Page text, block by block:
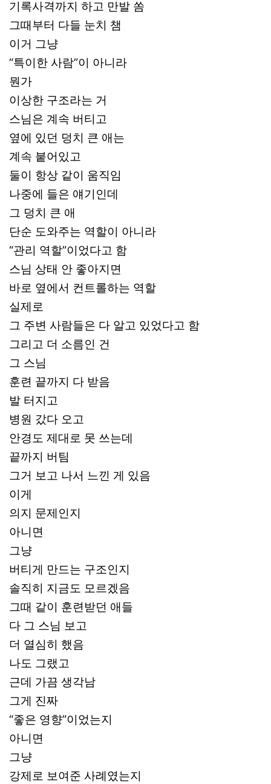
기록사격까지 하고 만발 쏨
그때부터 다들 눈치 챔
이거 그냥
“특이한 사람”이 아니라
뭔가
이상한 구조라는 거
스님은 계속 버티고
옆에 있던 덩치 큰 애는
계속 붙어있고
둘이 항상 같이 움직임
나중에 들은 얘기인데
그 덩치 큰 애
단순 도와주는 역할이 아니라
“관리 역할”이었다고 함
스님 상태 안 좋아지면
바로 옆에서 컨트롤하는 역할
실제로
그 주변 사람들은 다 알고 있었다고 함
그리고 더 소름인 건
그 스님
훈련 끝까지 다 받음
발 터지고
병원 갔다 오고
안경도 제대로 못 쓰는데
끝까지 버팀
그거 보고 나서 느낀 게 있음
이게
의지 문제인지
아니면
그냥
버티게 만드는 구조인지
솔직히 지금도 모르겠음
그때 같이 훈련받던 애들
다 그 스님 보고
더 열심히 했음
나도 그랬고
근데 가끔 생각남
그게 진짜
“좋은 영향”이었는지
아니면
그냥
강제로 보여준 사례였는지